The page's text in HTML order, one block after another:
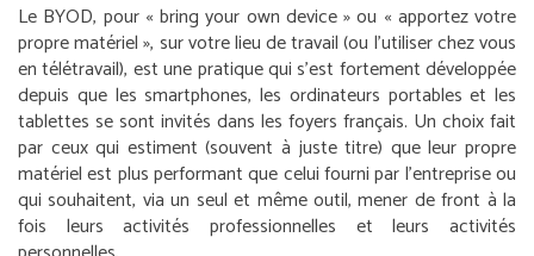
Le BYOD, pour « bring your own device » ou « apportez votre
propre matériel », sur votre lieu de travail (ou l’utiliser chez vous
en télétravail), est une pratique qui s’est fortement développée
depuis que les smartphones, les ordinateurs portables et les
tablettes se sont invités dans les foyers français. Un choix fait
par ceux qui estiment (souvent à juste titre) que leur propre
matériel est plus performant que celui fourni par l’entreprise ou
qui souhaitent, via un seul et même outil, mener de front à la
fois leurs activités professionnelles et leurs activités